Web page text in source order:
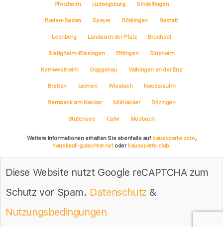
Diese Website nutzt Google reCAPTCHA zum
Schutz vor Spam. Datenschutz &
Nutzungsbedingungen
Pforzheim Ludwigsburg Sindelfingen
Baden-Baden Speyer Böblingen Rastatt
Leonberg Landau in der Pfalz Bruchsal
Bietigheim-Bissingen Ettlingen Sinsheim
Kornwestheim Gaggenau Vaihingen an der Enz
Bretten Leimen Wiesloch Neckarsulm
Remseck am Neckar Mühlacker Ditzingen
Stutensee Calw Mosbach
Weitere Informationen erhalten Sie ebenfalls auf bauexperte.com,
hauskauf-gutachter.netoderbauexperte.club.
... wenn Sie einen Bausachverständigen, Energieberater oder
Copyright © bauexperte-reitz.de 2025